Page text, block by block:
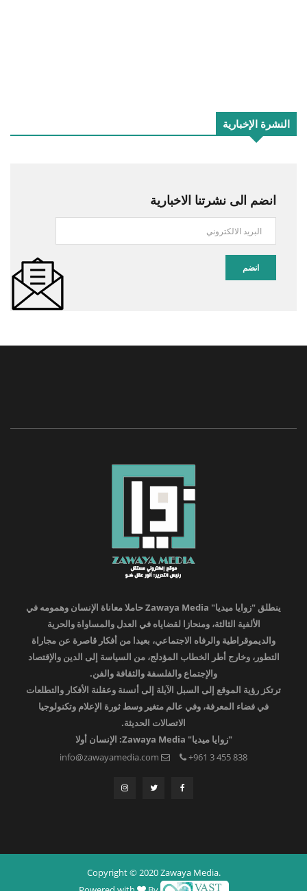
النشرة الإخبارية
انضم الى نشرتنا الاخبارية
انضم
ينطلق "زوايا ميديا" Zawaya Media حاملا معاناة الإنسان وهمومه في
الألفية الثالثة، ومنحازا لقضاياه في العدل والمساواة والحرية
والديموقراطية والرفاه الاجتماعي، بعيدا من أفكار قاصرة عن مجاراة
التطور، وخارج أطر الخطاب المؤدلج، من السياسة إلى الدين والإقتصاد
والإجتماع والفلسفة والثقافة والفن.
ترتكز رؤية الموقع إلى السبل الآيلة إلى أنسنة وعقلنة الأفكار والتطلعات
في فضاء المعرفة، وفي عالم متغير وسط ثورة الإعلام وتكنولوجيا
الاتصالات الحديثة.
"زوايا ميديا" Zawaya Media: الإنسان أولا
+961 3 455 838
info@zawayamedia.com
Copyright © 2020 Zawaya Media.